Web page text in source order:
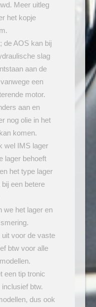
Meer uitleg
het kopje
de AOS kan bij
slag
aan de
een
motor.
aan en
nog olie in het
komen.
wel IMS lager
lager behoeft
het type lager
een betere
we het lager en
voor de vaste
btw voor alle
een tip tronic
btw.
dus ook